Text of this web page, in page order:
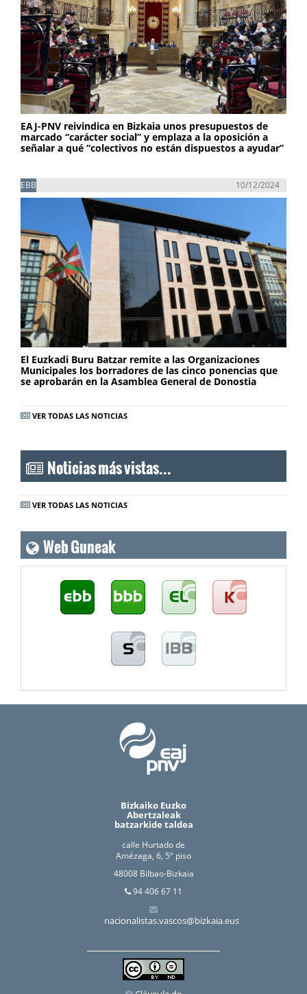
EAJ-PNV reivindica en Bizkaia unos presupuestos de
marcado “carácter social” y emplaza a la oposición a
señalar a qué “colectivos no están dispuestos a ayudar”
EBB 10/12/2024
El Euzkadi Buru Batzar remite a las Organizaciones
Municipales los borradores de las cinco ponencias que
se aprobarán en la Asamblea General de Donostia
VER TODAS LAS NOTICIAS
Noticias más vistas...
VER TODAS LAS NOTICIAS
Web Guneak
Bizkaiko Euzko
Abertzaleak
batzarkide taldea
calle Hurtado de
Amézaga, 6, 5º piso
48008 Bilbao-Bizkaia
94 406 67 11
nacionalistas.vascos@bizkaia.eus